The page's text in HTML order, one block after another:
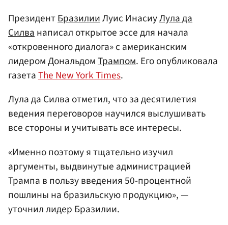
ПрезидентБразилииЛуис ИнасиуЛула да
Силванаписал открытое эссе для начала
«откровенного диалога» с американским
лидером ДональдомТрампом. Его опубликовала
газетаThe New York Times.
Лула да Силва отметил, что за десятилетия
ведения переговоров научился выслушивать
все стороны и учитывать все интересы.
«Именно поэтому я тщательно изучил
аргументы, выдвинутые администрацией
Трампа в пользу введения 50-процентной
пошлины на бразильскую продукцию», —
уточнил лидер Бразилии.